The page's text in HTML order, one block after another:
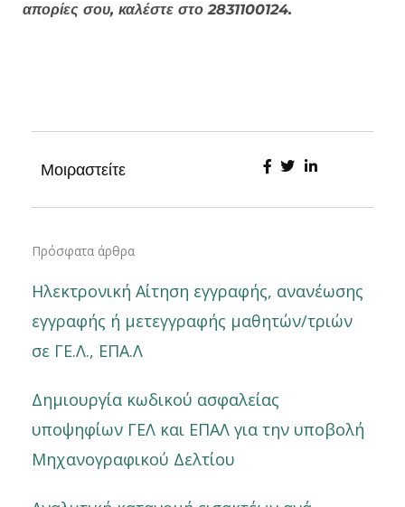
απορίες σου, καλέστε στο 2831100124.
Μοιραστείτε
Πρόσφατα άρθρα
Ηλεκτρονική Αίτηση εγγραφής, ανανέωσης
εγγραφής ή μετεγγραφής μαθητών/τριών
σε ΓΕ.Λ., ΕΠΑ.Λ
Δημιουργία κωδικού ασφαλείας
υποψηφίων ΓΕΛ και ΕΠΑΛ για την υποβολή
Μηχανογραφικού Δελτίου